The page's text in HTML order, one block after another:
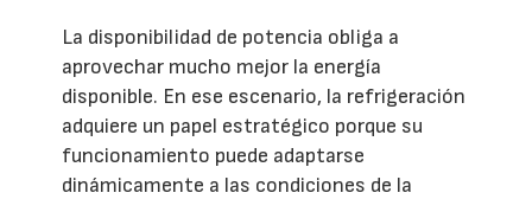
La disponibilidad de potencia obliga a
aprovechar mucho mejor la energía
disponible. En ese escenario, la refrigeración
adquiere un papel estratégico porque su
funcionamiento puede adaptarse
dinámicamente a las condiciones de la